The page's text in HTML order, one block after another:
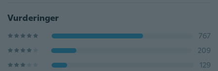
Vurderinger
767
209
129